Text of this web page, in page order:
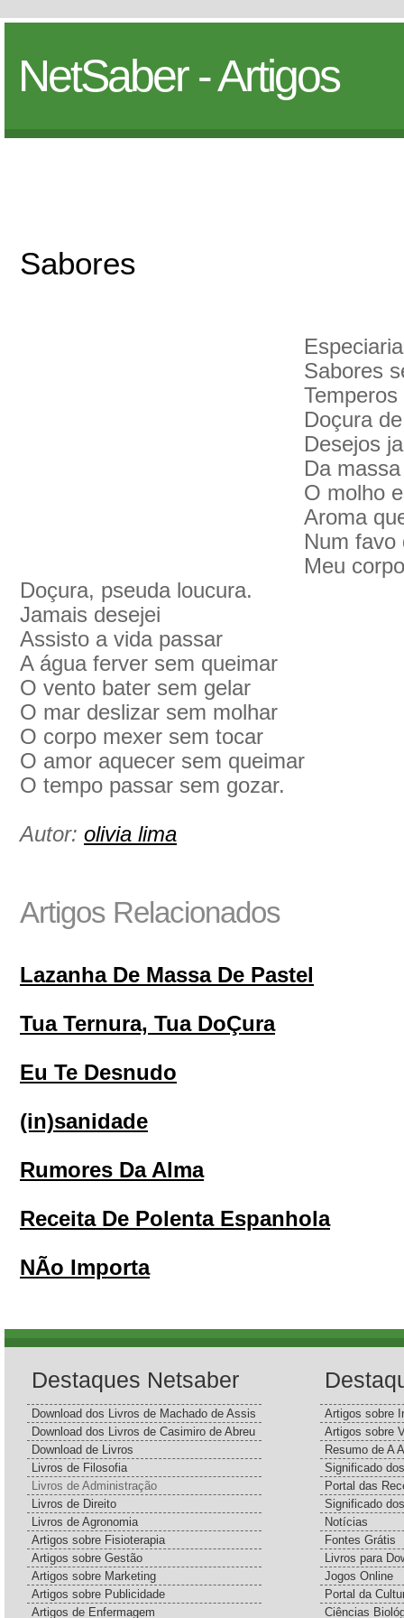
NetSaber - Artigos
Sabores
Sabores
Doçura
Desejos
Da
O molho
Aroma
Num favo
Meu
Doçura, pseuda loucura.
Jamais desejei
Assisto a vida passar
A água ferver sem queimar
O vento bater sem gelar
O mar deslizar sem molhar
O corpo mexer sem tocar
O amor aquecer sem queimar
O tempo passar sem gozar.
Autor: olivia lima
Artigos Relacionados
Lazanha De Massa De Pastel
Tua Ternura, Tua DoÇura
Eu Te Desnudo
(in)sanidade
Rumores Da Alma
Receita De Polenta Espanhola
NÃo Importa
Destaques Netsaber
Download dos Livros de Machado de Assis
Download dos Livros de Casimiro de Abreu
Download de Livros
Livros de Filosofia
Livros de Administração
Livros de Direito
Livros de Agronomia
Artigos sobre Fisioterapia
Artigos sobre Gestão
Artigos sobre Marketing
Artigos sobre Publicidade
Artigos de Enfermagem
Artigos sobre
Artigos sobre
Resumo de A
Significado
Portal das
Significado
Notícias
Fontes Grátis
Livros para
Jogos Online
Portal da
Ciências